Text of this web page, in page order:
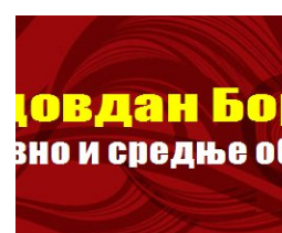
ШОСО
Школа за основно